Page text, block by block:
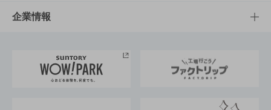
栄養成分一覧
工場見学
地域情報
サントリーホール
サントリーサンバーズ大阪
サステナビリティTOP
サントリーが考えるサステナビリティ経営
企業情報
企業概要